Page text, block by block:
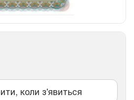
коли з'явиться